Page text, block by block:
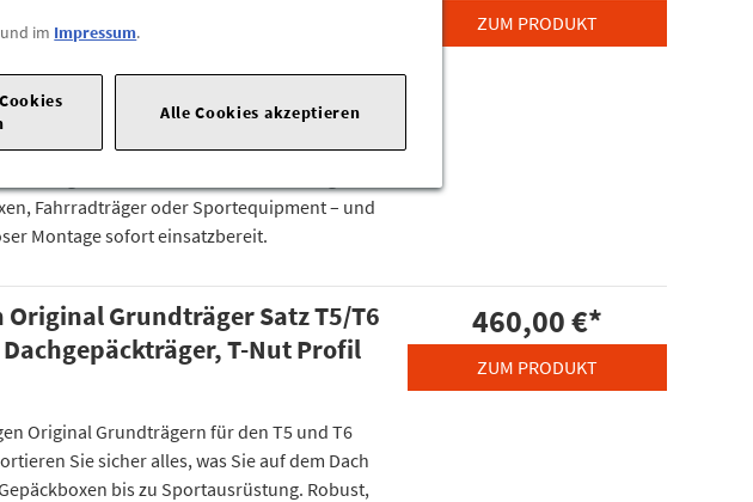
maximaler Transportflexibilität: Die Original
für den VW Tiguan 3 (CT1) bieten höchste
Fahrradträger oder Sportequipment – und
Montage sofort einsatzbereit.
ZUM PRODUKT
Original Grundträger Satz T5/T6
T-Nut Profil
Original Grundträgern für den T5 und T6
Sie sicher alles, was Sie auf dem Dach
bis zu Sportausrüstung. Robust,
460,00 €*
ZUM PRODUKT
und im Impressum.
Alle Cookies akzeptieren